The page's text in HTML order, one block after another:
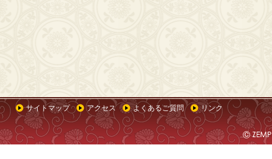
サイトマップ アクセス よくあるご質問 リンク